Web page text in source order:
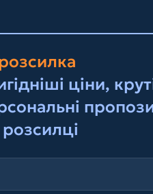
ціни,
розсилці